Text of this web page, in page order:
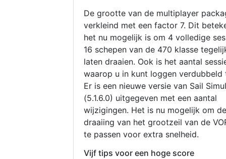
De grootte van de multiplayer
verkleind met een factor 7. Dit
het nu mogelijk is om 4 volledige
16 schepen van de 470 klasse
laten draaien. Ook is het aantal
waarop u in kunt loggen verdubbeld
Er is een nieuwe versie van Sail
(5.1.6.0) uitgegeven met een aantal
wijzigingen. Het is nu mogelijk om de
draaiing van het grootzeil van de
te passen voor extra snelheid.
Vijf tips voor een hoge score